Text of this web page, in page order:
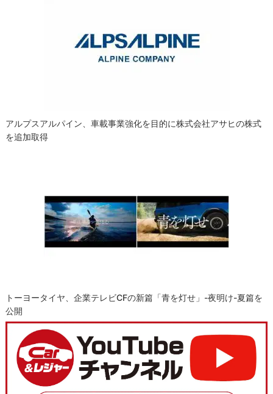
アルプスアルパイン、車載事業強化を目的に株式会社アサヒの株式
を追加取得
トーヨータイヤ、企業テレビCFの新篇「青を灯せ」-夜明け-夏篇を
公開